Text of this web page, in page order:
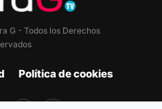
G - Todos los Derechos
Política de cookies